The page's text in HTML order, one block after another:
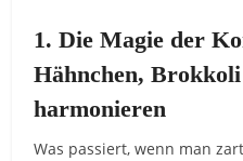
1. Die Magie der
Hähnchen,
harmonieren
Was passiert, wenn man